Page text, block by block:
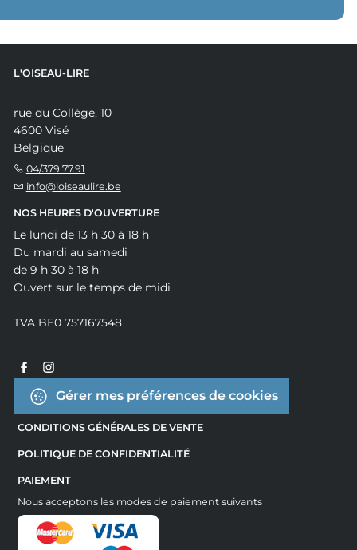
L'OISEAU-LIRE
rue du Collège, 10
4600 Visé
Belgique
04/379.77.91
info@loiseaulire.be
NOS HEURES D'OUVERTURE
Le lundi de 13 h 30 à 18 h
Du mardi au samedi
de 9 h 30 à 18 h
Ouvert sur le temps de midi
TVA BE0 757167548
Gérer mes préférences de cookies
CONDITIONS GÉNÉRALES DE VENTE
POLITIQUE DE CONFIDENTIALITÉ
PAIEMENT
Nous acceptons les modes de paiement suivants